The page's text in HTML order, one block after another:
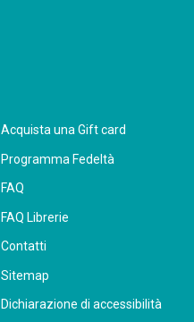
Acquista una Gift card
Programma Fedeltà
FAQ
FAQ Librerie
Contatti
Sitemap
Dichiarazione di accessibilità